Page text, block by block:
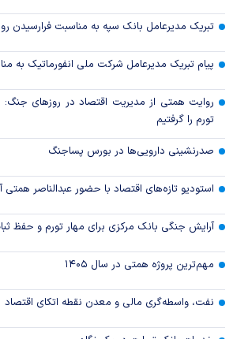
تبریک مدیرعامل بانک سپه به مناسبت فرارسیدن
پیام تبریک مدیرعامل شرکت ملی انفورماتیک به
روایت همتی از مدیریت اقتصاد در روزهای جنگ:
تورم را گرفتیم
صدرنشینی دارویی‌ها در بورس پساجنگ
استودیو تازه‌های اقتصاد با حضور عبدالناصر همتی
آرایش جنگی بانک مرکزی برای مهار تورم و حفظ
مهم‌ترین پروژه همتی در سال ۱۴۰۵
نفت، واسطه‌گری مالی و معدن نقطه اتکای اقتصاد